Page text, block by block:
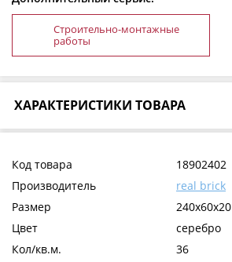
Строительно-монтажные
работы
ХАРАКТЕРИСТИКИ ТОВАРА
Код товара
18902402
Производитель
real brick
Размер
240х60х20
Цвет
серебро
Кол/кв.м.
36